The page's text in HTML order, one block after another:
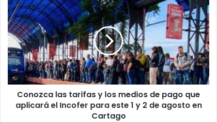
las
tarifas
y
los
medios
de
pago
que
aplicará
Conozca las tarifas y los medios de pago que
aplicará el Incofer para este 1 y 2 de agosto en
Cartago